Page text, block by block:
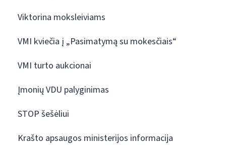
Viktorina moksleiviams
VMI kviečia į „Pasimatymą su mokesčiais“
VMI turto aukcionai
Įmonių VDU palyginimas
STOP šešėliui
Krašto apsaugos ministerijos informacija